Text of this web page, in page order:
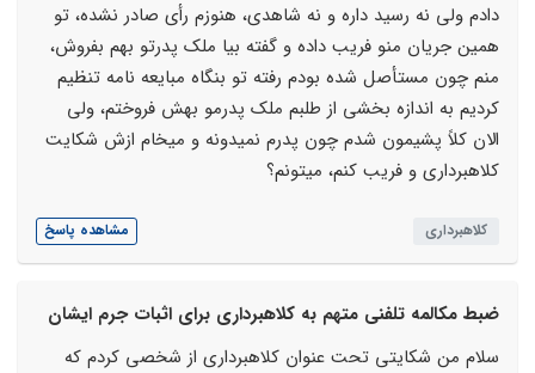
دادم ولی نه رسید داره و نه شاهدی، هنوزم رأی صادر نشده، تو
همین جریان منو فریب داده و گفته بیا ملک پدرتو بهم بفروش،
منم چون مستأصل شده بودم رفته تو بنگاه مبایعه نامه تنظیم
کردیم به اندازه بخشی از طلبم ملک پدرمو بهش فروختم، ولی
الان کلاً پشیمون شدم چون پدرم نمیدونه و میخام ازش شکایت
کلاهبرداری و فریب کنم، میتونم؟
کلاهبرداری مشاهده پاسخ
ضبط مکالمه تلفنی متهم به کلاهبرداری برای اثبات جرم ایشان
سلام من شکایتی تحت عنوان کلاهبرداری از شخصی کردم که